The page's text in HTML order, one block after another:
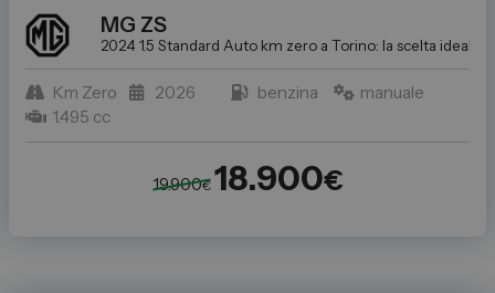
MG ZS
2024 1.5 Standard Auto km zero a Torino: la scelta ideale
Km Zero 2026 benzina
manuale
1.495 cc
19.900€ 18.900€